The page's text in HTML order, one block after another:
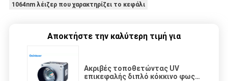
1064nm λέιζερ που χαρακτηρίζει το κεφάλι
Αποκτήστε την καλύτερη τιμή για
Ακριβές τοποθετώντας UV
επικεφαλής διπλό κόκκινο φως